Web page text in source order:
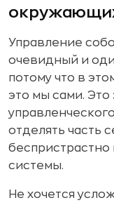
Управление
очевидный и
потому что в
это мы сами. Это
отделять часть
системы.
Не хочется